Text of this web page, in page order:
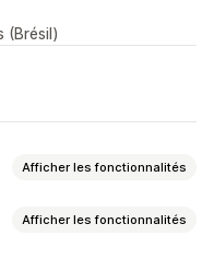
(Brésil)
Afficher les fonctionnalités
Afficher les fonctionnalités